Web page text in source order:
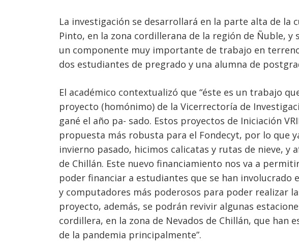
La investigación se desarrollará en la parte alta de la
Pinto, en la zona cordillerana de la región de Ñuble,
un componente muy importante de trabajo en
dos estudiantes de pregrado y una alumna de
El académico contextualizó que “éste es un trabajo
proyecto (homónimo) de la Vicerrectoría de
gané el año pa- sado. Estos proyectos de Iniciación
propuesta más robusta para el Fondecyt, por lo que
invierno pasado, hicimos calicatas y rutas de nieve, y
de Chillán. Este nuevo financiamiento nos va a
poder financiar a estudiantes que se han involucrado
y computadores más poderosos para poder realizar
proyecto, además, se podrán revivir algunas
cordillera, en la zona de Nevados de Chillán, que han
de la pandemia principalmente”.